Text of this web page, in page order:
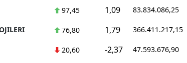
97,45 1,09 83.834.086,25
76,80 1,79 366.411.217,15
20,60 -2,37 47.593.676,90